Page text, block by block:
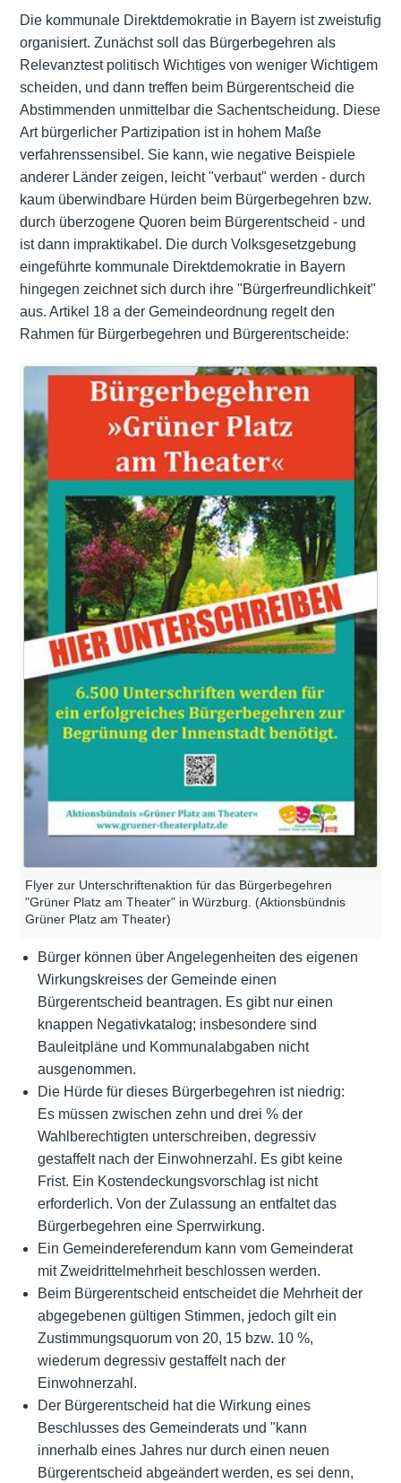
Die kommunale Direktdemokratie in Bayern ist zweistufig
organisiert. Zunächst soll das Bürgerbegehren als
Relevanztest politisch Wichtiges von weniger Wichtigem
scheiden, und dann treffen beim Bürgerentscheid die
Abstimmenden unmittelbar die Sachentscheidung. Diese
Art bürgerlicher Partizipation ist in hohem Maße
verfahrenssensibel. Sie kann, wie negative Beispiele
anderer Länder zeigen, leicht "verbaut" werden - durch
kaum überwindbare Hürden beim Bürgerbegehren bzw.
durch überzogene Quoren beim Bürgerentscheid - und
ist dann impraktikabel. Die durch Volksgesetzgebung
eingeführte kommunale Direktdemokratie in Bayern
hingegen zeichnet sich durch ihre "Bürgerfreundlichkeit"
aus. Artikel 18 a der Gemeindeordnung regelt den
Rahmen für Bürgerbegehren und Bürgerentscheide:
Flyer zur Unterschriftenaktion für das Bürgerbegehren
"Grüner Platz am Theater" in Würzburg. (Aktionsbündnis
Grüner Platz am Theater)
Bürger können über Angelegenheiten des eigenen
Wirkungskreises der Gemeinde einen
Bürgerentscheid beantragen. Es gibt nur einen
knappen Negativkatalog; insbesondere sind
Bauleitpläne und Kommunalabgaben nicht
ausgenommen.
Die Hürde für dieses Bürgerbegehren ist niedrig:
Es müssen zwischen zehn und drei % der
Wahlberechtigten unterschreiben, degressiv
gestaffelt nach der Einwohnerzahl. Es gibt keine
Frist. Ein Kostendeckungsvorschlag ist nicht
erforderlich. Von der Zulassung an entfaltet das
Bürgerbegehren eine Sperrwirkung.
Ein Gemeindereferendum kann vom Gemeinderat
mit Zweidrittelmehrheit beschlossen werden.
Beim Bürgerentscheid entscheidet die Mehrheit der
abgegebenen gültigen Stimmen, jedoch gilt ein
Zustimmungsquorum von 20, 15 bzw. 10 %,
wiederum degressiv gestaffelt nach der
Einwohnerzahl.
Der Bürgerentscheid hat die Wirkung eines
Beschlusses des Gemeinderats und "kann
innerhalb eines Jahres nur durch einen neuen
Bürgerentscheid abgeändert werden, es sei denn,